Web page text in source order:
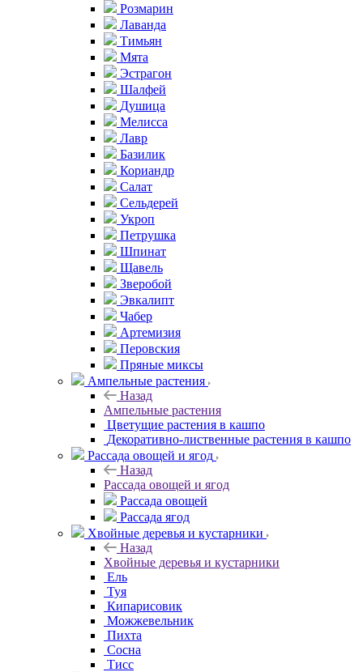
Розмарин
Лаванда
Тимьян
Мята
Эстрагон
Шалфей
Душица
Мелисса
Лавр
Базилик
Кориандр
Салат
Сельдерей
Укроп
Петрушка
Шпинат
Щавель
Зверобой
Эвкалипт
Чабер
Артемизия
Перовския
Пряные миксы
Ампельные растения
Назад
Ампельные растения
Цветущие растения в кашпо
Декоративно-лиственные растения в кашпо
Рассада овощей и ягод
Назад
Рассада овощей и ягод
Рассада овощей
Рассада ягод
Хвойные деревья и кустарники
Назад
Хвойные деревья и кустарники
Ель
Туя
Кипарисовик
Можжевельник
Пихта
Сосна
Тисc